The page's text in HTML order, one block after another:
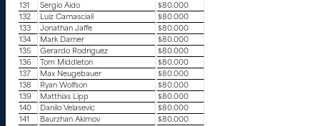
131
Sergio Aido
$80.000
132
Luiz Carnasciali
$80.000
133
Jonathan Jaffe
$80.000
134
Mark Darner
$80.000
135
Gerardo Rodriguez
$80.000
136
Tom Middleton
$80.000
137
Max Neugebauer
$80.000
138
Ryan Wolfson
$80.000
139
Matthias Lipp
$80.000
140
Danilo Velasevic
$80.000
141
Baurzhan Akimov
$80.000